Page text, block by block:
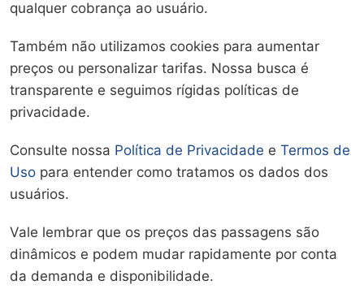
qualquer cobrança ao usuário.
Também não utilizamos cookies para aumentar
preços ou personalizar tarifas. Nossa busca é
transparente e seguimos rígidas políticas de
privacidade.
Consulte nossa Política de Privacidade e Termos de
Uso para entender como tratamos os dados dos
usuários.
Vale lembrar que os preços das passagens são
dinâmicos e podem mudar rapidamente por conta
da demanda e disponibilidade.